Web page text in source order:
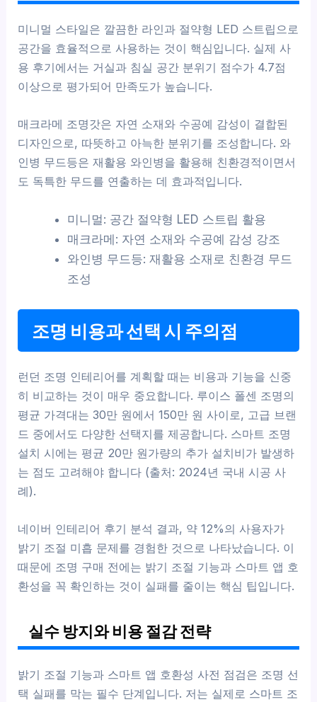
미니멀 스타일은 깔끔한 라인과 절약형 LED 스트립으로
공간을 효율적으로 사용하는 것이 핵심입니다. 실제 사
용 후기에서는 거실과 침실 공간 분위기 점수가 4.7점
이상으로 평가되어 만족도가 높습니다.
매크라메 조명갓은 자연 소재와 수공예 감성이 결합된
디자인으로, 따뜻하고 아늑한 분위기를 조성합니다. 와
인병 무드등은 재활용 와인병을 활용해 친환경적이면서
도 독특한 무드를 연출하는 데 효과적입니다.
미니멀: 공간 절약형 LED 스트립 활용
매크라메: 자연 소재와 수공예 감성 강조
와인병 무드등: 재활용 소재로 친환경 무드
조성
조명 비용과 선택 시 주의점
런던 조명 인테리어를 계획할 때는 비용과 기능을 신중
히 비교하는 것이 매우 중요합니다. 루이스 폴센 조명의
평균 가격대는 30만 원에서 150만 원 사이로, 고급 브랜
드 중에서도 다양한 선택지를 제공합니다. 스마트 조명
설치 시에는 평균 20만 원가량의 추가 설치비가 발생하
는 점도 고려해야 합니다 (출처: 2024년 국내 시공 사
례).
네이버 인테리어 후기 분석 결과, 약 12%의 사용자가
밝기 조절 미흡 문제를 경험한 것으로 나타났습니다. 이
때문에 조명 구매 전에는 밝기 조절 기능과 스마트 앱 호
환성을 꼭 확인하는 것이 실패를 줄이는 핵심 팁입니다.
실수 방지와 비용 절감 전략
밝기 조절 기능과 스마트 앱 호환성 사전 점검은 조명 선
택 실패를 막는 필수 단계입니다. 저는 실제로 스마트 조